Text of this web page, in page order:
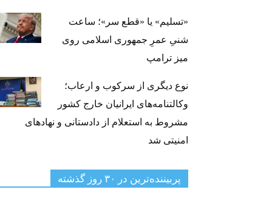
«تسلیم» یا «قطع سر»؛ ساعت
شنیِ عمرِ جمهوری اسلامی روی
میز ترامپ
نوع دیگری از سرکوب و ارعاب؛
وکالتنامه‌های ایرانیان خارج کشور
مشروط به استعلام از دادستانی و نهادهای
امنیتی شد
پربیننده‌ترین‌ در ۳۰ روز گذشته